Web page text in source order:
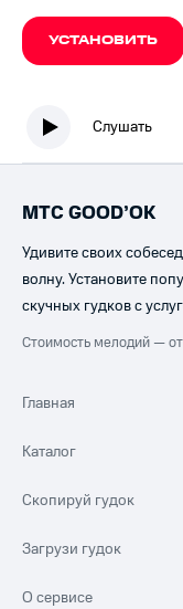
УСТАНОВИТЬ
Слушать
МТС GOOD’OK
Удивите своих
волну. Установите
скучных гудков с
Стоимость мелодий —
Главная
Каталог
Скопируй гудок
Загрузи гудок
О сервисе